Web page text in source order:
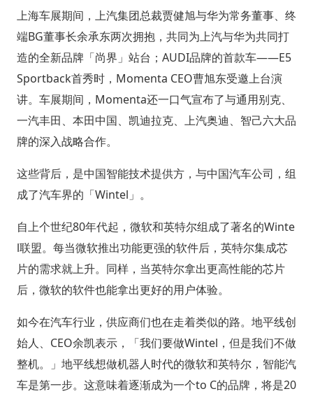
上海车展期间，上汽集团总裁贾健旭与华为常务董事、终
端BG董事长余承东两次拥抱，共同为上汽与华为共同打
造的全新品牌「尚界」站台；AUDI品牌的首款车——E5
Sportback首秀时，Momenta CEO曹旭东受邀上台演
讲。车展期间，Momenta还一口气宣布了与通用别克、
一汽丰田、本田中国、凯迪拉克、上汽奥迪、智己六大品
牌的深入战略合作。
这些背后，是中国智能技术提供方，与中国汽车公司，组
成了汽车界的「Wintel」。
自上个世纪80年代起，微软和英特尔组成了著名的Winte
l联盟。每当微软推出功能更强的软件后，英特尔集成芯
片的需求就上升。同样，当英特尔拿出更高性能的芯片
后，微软的软件也能拿出更好的用户体验。
如今在汽车行业，供应商们也在走着类似的路。地平线创
始人、CEO余凯表示，「我们要做Wintel，但是我们不做
整机。」地平线想做机器人时代的微软和英特尔，智能汽
车是第一步。这意味着逐渐成为一个to C的品牌，将是20